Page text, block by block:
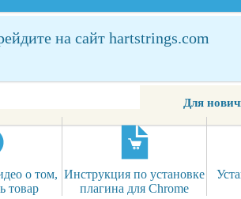
на сайт hartstrings.com
Для
о том,
товар
Инструкция по установке
плагина для Chrome